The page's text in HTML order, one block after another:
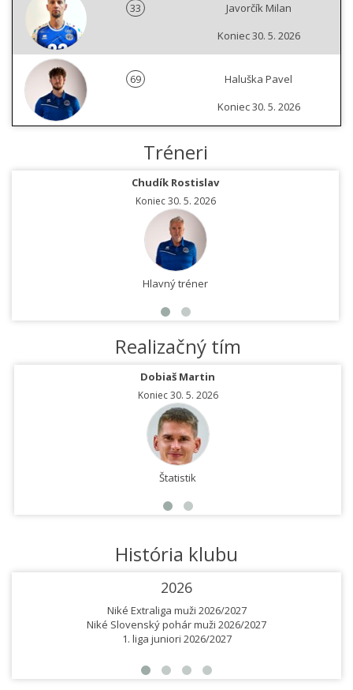
33
Javorčík Milan
Koniec 30. 5. 2026
69
Haluška Pavel
Koniec 30. 5. 2026
Tréneri
Chudík Rostislav
Koniec 30. 5. 2026
Hlavný tréner
Realizačný tím
Dobiaš Martin
Koniec 30. 5. 2026
Štatistik
História klubu
2026
Niké Extraliga muži 2026/2027
Niké Slovenský pohár muži 2026/2027
1. liga juniori 2026/2027